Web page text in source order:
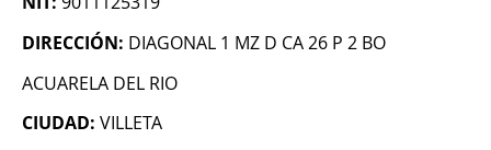
DIRECCIÓN: DIAGONAL 1 MZ D CA 26 P 2 BO
ACUARELA DEL RIO
CIUDAD: VILLETA